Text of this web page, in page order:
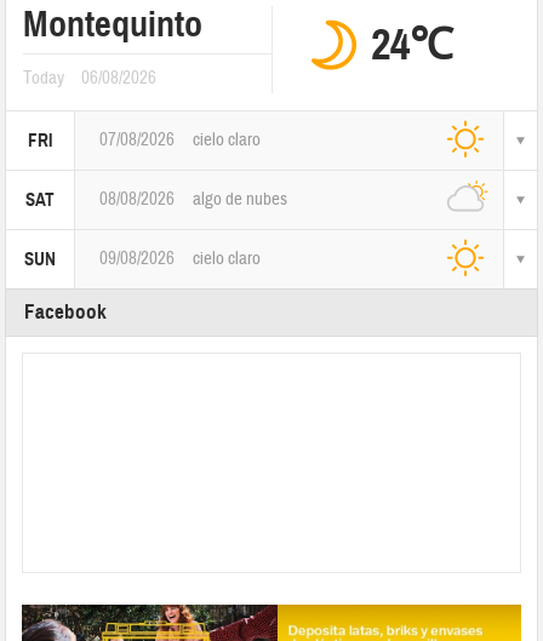
Montequinto
Today 06/08/2026
24℃
FRI 07/08/2026 cielo claro
SAT 08/08/2026 algo de nubes
SUN 09/08/2026 cielo claro
Facebook